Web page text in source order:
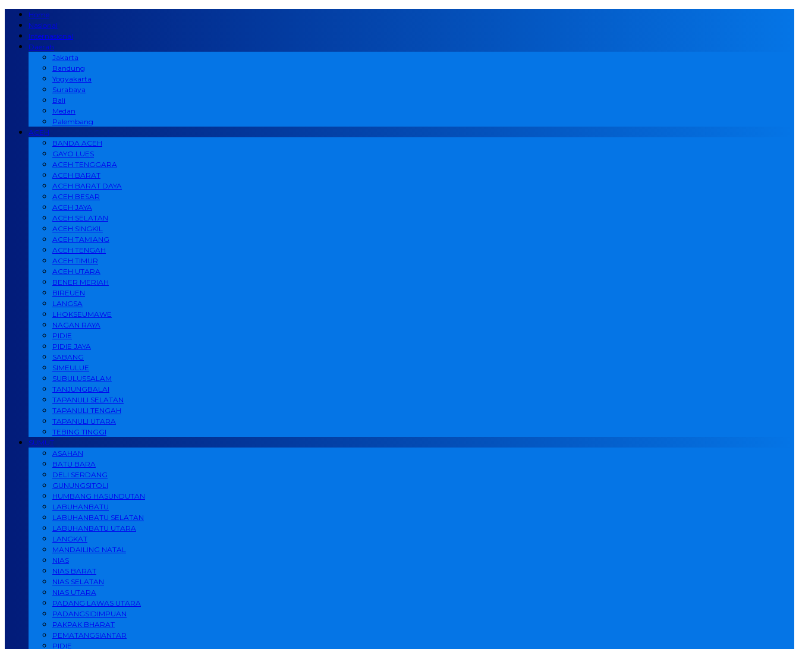
Home
Nasional
Internasional
Daerah
Jakarta
Bandung
Yogyakarta
Surabaya
Bali
Medan
Palembang
ACEH
BANDA ACEH
GAYO LUES
ACEH TENGGARA
ACEH BARAT
ACEH BARAT DAYA
ACEH BESAR
ACEH JAYA
ACEH SELATAN
ACEH SINGKIL
ACEH TAMIANG
ACEH TENGAH
ACEH TIMUR
ACEH UTARA
BENER MERIAH
BIREUEN
LANGSA
LHOKSEUMAWE
NAGAN RAYA
PIDIE
PIDIE JAYA
SABANG
SIMEULUE
SUBULUSSALAM
TANJUNGBALAI
TAPANULI SELATAN
TAPANULI TENGAH
TAPANULI UTARA
TEBING TINGGI
SUMUT
ASAHAN
BATU BARA
DELI SERDANG
GUNUNGSITOLI
HUMBANG HASUNDUTAN
LABUHANBATU
LABUHANBATU SELATAN
LABUHANBATU UTARA
LANGKAT
MANDAILING NATAL
NIAS
NIAS BARAT
NIAS SELATAN
NIAS UTARA
PADANG LAWAS UTARA
PADANGSIDIMPUAN
PAKPAK BHARAT
PEMATANGSIANTAR
PIDIE